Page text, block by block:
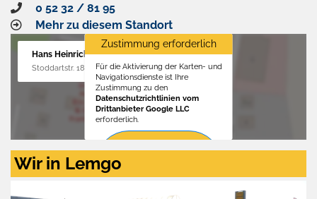
0 52 32 / 81 95
Mehr zu diesem Standort
Hans Heinrichs GmbH
Stoddartstr. 18, 32758 Detmold
Zustimmung erforderlich
Für die Aktivierung der Karten- und
Navigationsdienste ist Ihre
Zustimmung zu den
Datenschutzrichtlinien vom
Drittanbieter Google LLC
erforderlich.
Zustimmen
aktivieren
Wir in Lemgo